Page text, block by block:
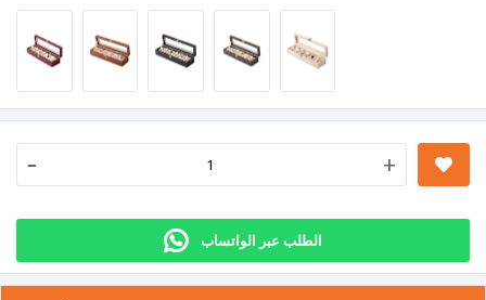
- +
الطلب عبر الواتساب